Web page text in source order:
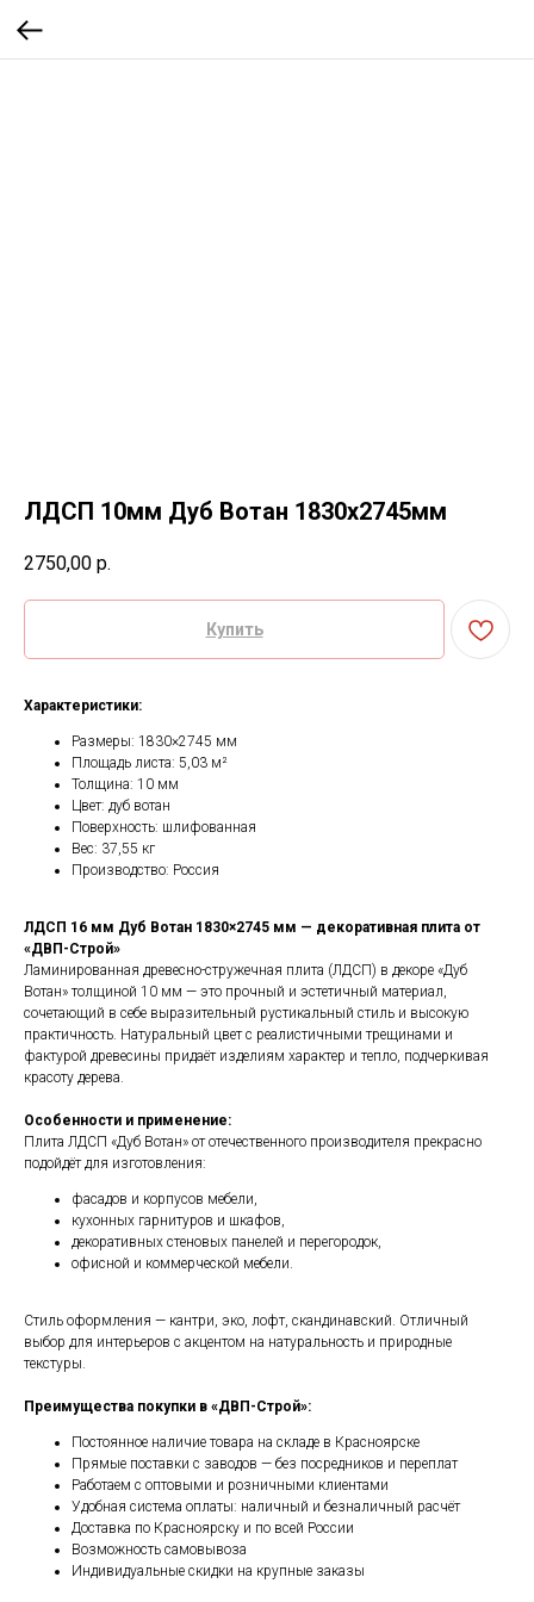
ЛДСП 10мм Дуб Вотан 1830х2745мм
2750,00 р.
Купить
Характеристики:
Размеры: 1830×2745 мм
Площадь листа: 5,03 м²
Толщина: 10 мм
Цвет: дуб вотан
Поверхность: шлифованная
Вес: 37,55 кг
Производство: Россия
ЛДСП 16 мм Дуб Вотан 1830×2745 мм — декоративная плита от
«ДВП-Строй»
Ламинированная древесно-стружечная плита (ЛДСП) в декоре «Дуб
Вотан» толщиной 10 мм — это прочный и эстетичный материал,
сочетающий в себе выразительный рустикальный стиль и высокую
практичность. Натуральный цвет с реалистичными трещинами и
фактурой древесины придаёт изделиям характер и тепло, подчеркивая
красоту дерева.
Особенности и применение:
Плита ЛДСП «Дуб Вотан» от отечественного производителя прекрасно
подойдёт для изготовления:
фасадов и корпусов мебели,
кухонных гарнитуров и шкафов,
декоративных стеновых панелей и перегородок,
офисной и коммерческой мебели.
Стиль оформления — кантри, эко, лофт, скандинавский. Отличный
выбор для интерьеров с акцентом на натуральность и природные
текстуры.
Преимущества покупки в «ДВП-Строй»:
Постоянное наличие товара на складе в Красноярске
Прямые поставки с заводов — без посредников и переплат
Работаем с оптовыми и розничными клиентами
Удобная система оплаты: наличный и безналичный расчёт
Доставка по Красноярску и по всей России
Возможность самовывоза
Индивидуальные скидки на крупные заказы